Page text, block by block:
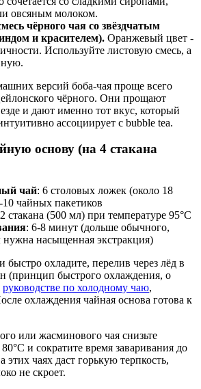
овсяным молоком.
чёрного чая со звёздчатым
и красителем). Оранжевый цвет -
Используйте листовую смесь, а
версий боба-чая проще всего
чёрного. Они прощают
и дают именно тот вкус, который
ассоциирует с bubble tea.
основу (на 4 стакана
чай: 6 столовых ложек (около 18
чайных пакетиков
стакана (500 мл) при температуре 95°C
: 6-8 минут (дольше обычного,
насыщенная экстракция)
быстро охладите, перелив через лёд в
(принцип быстрого охлаждения, о
руководстве по холодному чаю,
охлаждения чайная основа готова к
или жасминового чая снизьте
и сократите время заваривания до
чаях даст горькую терпкость,
не скроет.